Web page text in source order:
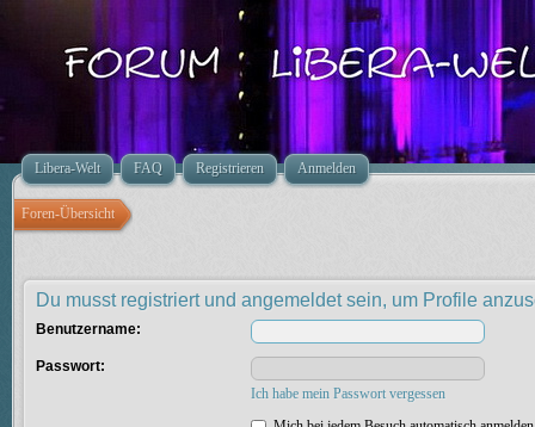
Libera-Welt FAQ Registrieren Anmelden
Foren-Übersicht
Du musst registriert und angemeldet sein, um Profile
Benutzername:
Passwort:
Ich habe mein Passwort vergessen